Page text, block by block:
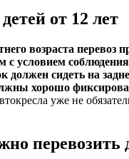
от 12 лет
возраста перевоз
условием соблюдения
должен сидеть на
хорошо
уже не
перевозить